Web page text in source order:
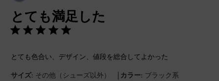
とても満足した
とても色合い、デザイン、値段を総合してよかった
サイズ: その他（シューズ以外） | カラー: ブラック系